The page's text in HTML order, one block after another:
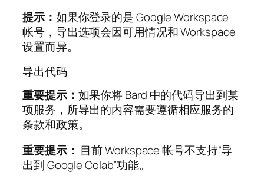
提示： 如果你登录的是 Google Workspace
帐号，导出选项会因可用情况和 Workspace
设置而异。
导出代码
重要提示： 如果你将 Bard 中的代码导出到某
项服务，所导出的内容需要遵循相应服务的
条款和政策。
重要提示： 目前 Workspace 帐号不支持“导
出到 Google Colab”功能。